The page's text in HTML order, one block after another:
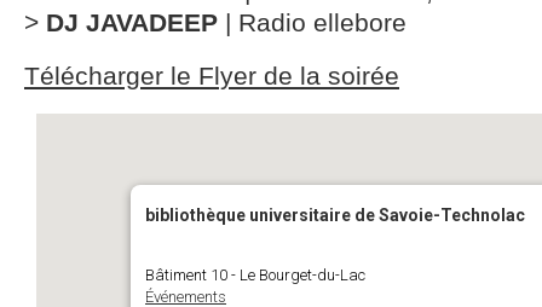
> DJ JAVADEEP | Radio ellebore
Télécharger le Flyer de la soirée
bibliothèque universitaire de Savoie-Technolac
Bâtiment 10 - Le Bourget-du-Lac
Événements